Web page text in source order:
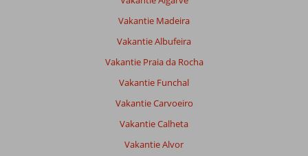
Vakantie Madeira
Vakantie Albufeira
Vakantie Praia da Rocha
Vakantie Funchal
Vakantie Carvoeiro
Vakantie Calheta
Vakantie Alvor